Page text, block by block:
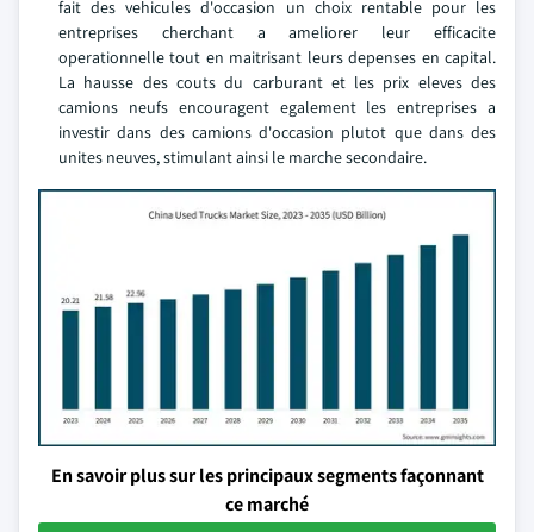
fait des vehicules d'occasion un choix rentable pour les
entreprises cherchant a ameliorer leur efficacite
operationnelle tout en maitrisant leurs depenses en capital.
La hausse des couts du carburant et les prix eleves des
camions neufs encouragent egalement les entreprises a
investir dans des camions d'occasion plutot que dans des
unites neuves, stimulant ainsi le marche secondaire.
En savoir plus sur les principaux segments façonnant
ce marché